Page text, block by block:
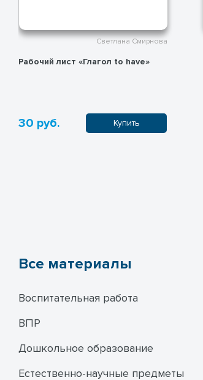
Светлана Смирнова
Рабочий лист «Глагол to be»
30 руб. Купить
Все материалы
Воспитательная работа
ВПР
Дошкольное образование
Естественно-научные предметы